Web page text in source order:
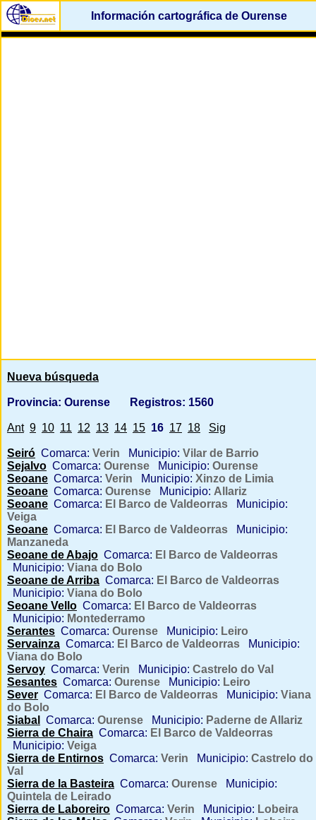
Información cartográfica de Ourense
Nueva búsqueda
Provincia: Ourense Registros: 1560
Ant 9 10 11 12 13 14 15 16 17 18 Sig
Seiró Comarca: Verin Municipio: Vilar de Barrio
Sejalvo Comarca: Ourense Municipio: Ourense
Seoane Comarca: Verin Municipio: Xinzo de Limia
Seoane Comarca: Ourense Municipio: Allariz
Seoane Comarca: El Barco de Valdeorras Municipio:
Veiga
Seoane Comarca: El Barco de Valdeorras Municipio:
Manzaneda
Seoane de Abajo Comarca: El Barco de Valdeorras
Municipio: Viana do Bolo
Seoane de Arriba Comarca: El Barco de Valdeorras
Municipio: Viana do Bolo
Seoane Vello Comarca: El Barco de Valdeorras
Municipio: Montederramo
Serantes Comarca: Ourense Municipio: Leiro
Servainza Comarca: El Barco de Valdeorras Municipio:
Viana do Bolo
Servoy Comarca: Verin Municipio: Castrelo do Val
Sesantes Comarca: Ourense Municipio: Leiro
Sever Comarca: El Barco de Valdeorras Municipio: Viana
do Bolo
Siabal
Comarca: Ourense Municipio: Paderne de Allariz
Sierra de Chaira Comarca: El Barco de Valdeorras
Municipio: Veiga
Sierra de Entirnos Comarca: Verin Municipio: Castrelo do
Val
Sierra de la Basteira Comarca: Ourense Municipio:
Quintela de Leirado
Sierra de Laboreiro Comarca: Verin Municipio: Lobeira